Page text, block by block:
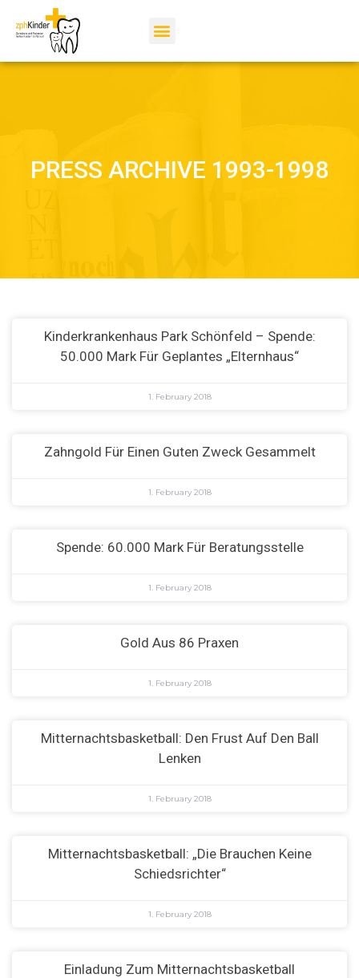
PRESS ARCHIVE 1993-1998
Kinderkrankenhaus Park Schönfeld – Spende:
50.000 Mark Für Geplantes „Elternhaus“
1. February 2018
Zahngold Für Einen Guten Zweck Gesammelt
1. February 2018
Spende: 60.000 Mark Für Beratungsstelle
1. February 2018
Gold Aus 86 Praxen
1. February 2018
Mitternachtsbasketball: Den Frust Auf Den Ball
Lenken
1. February 2018
Mitternachtsbasketball: „Die Brauchen Keine
Schiedsrichter“
1. February 2018
Einladung Zum Mitternachtsbasketball